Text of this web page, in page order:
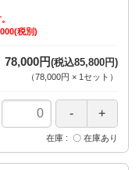
税別)
78,000円(税込85,800円)
（78,000円 × 1 セット ）
在庫 〇 在庫あり